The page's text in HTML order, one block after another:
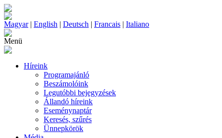
Magyar| English | Deutsch | Francais | Italiano
Menü
Híreink
Programajánló
Beszámolóink
Legutóbbi bejegyzések
Állandó híreink
Eseménynaptár
Keresés, szűrés
Ünnepkörök